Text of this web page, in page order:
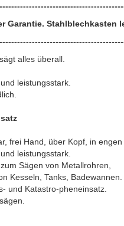
Garantie. Stahlblechkasten
alles überall.
leistungsstark.
frei Hand, über Kopf, in engen
leistungsstark.
Sägen von Metallrohren,
Kesseln, Tanks, Badewannen.
und Katastro-pheneinsatz.